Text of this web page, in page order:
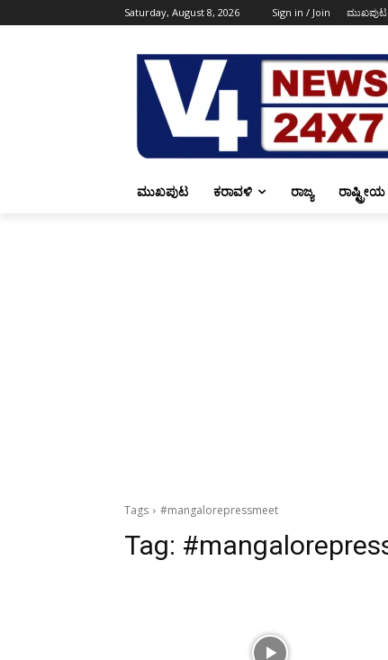
Saturday, August 8, 2026 Sign in / Join ಮುಖಪುಟ
ಮುಖಪುಟ ಕರಾವಳಿ ರಾಜ್ಯ ರಾಷ್ಟ್ರೀಯ
Tags #mangalorepressmeet
Tag: